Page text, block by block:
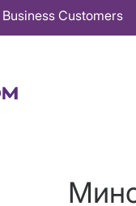
Business Customers